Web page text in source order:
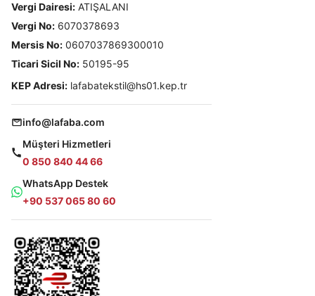
Vergi Dairesi: ATIŞALANI
Vergi No: 6070378693
Mersis No: 0607037869300010
Ticari Sicil No: 50195-95
KEP Adresi: lafabatekstil@hs01.kep.tr
info@lafaba.com
Müşteri Hizmetleri
0 850 840 44 66
WhatsApp Destek
+90 537 065 80 60